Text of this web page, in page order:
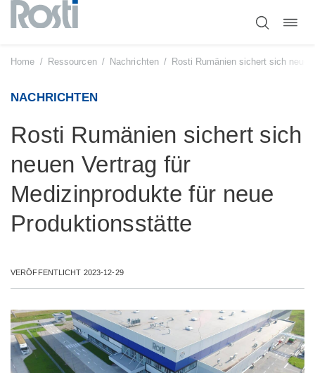
Zum
springen
Home / Ressourcen / Nachrichten / Rosti Rumänien sichert sich
NACHRICHTEN
Rosti Rumänien sichert sich
neuen Vertrag für
Medizinprodukte für neue
Produktionsstätte
VERÖFFENTLICHT 2023-12-29